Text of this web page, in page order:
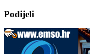
Podijeli